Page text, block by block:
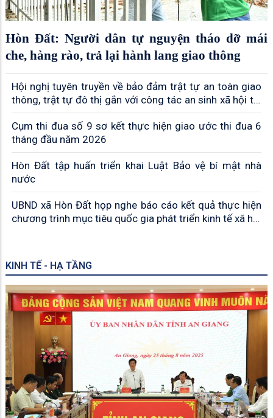
Hòn Đất: Người dân tự nguyện tháo dỡ mái
che, hàng rào, trả lại hành lang giao thông
Hội nghị tuyên truyền về bảo đảm trật tự an toàn giao
thông, trật tự đô thị gắn với công tác an sinh xã hội tại
xã Hòn Đất
Cụm thi đua số 9 sơ kết thực hiện giao ước thi đua 6
tháng đầu năm 2026
Hòn Đất tập huấn triển khai Luật Bảo vệ bí mật nhà
nước
UBND xã Hòn Đất họp nghe báo cáo kết quả thực hiện
chương trình mục tiêu quốc gia phát triển kinh tế xã hội
KINH TẾ - HẠ TẦNG